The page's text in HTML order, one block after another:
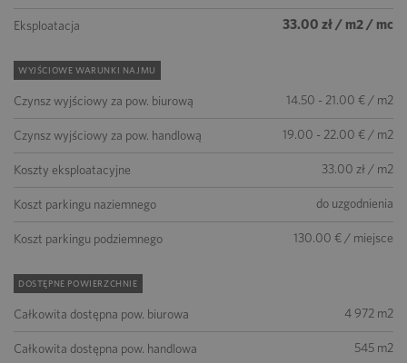
Eksploatacja 33.00 zł / m2 / mc
WYJŚCIOWE WARUNKI NAJMU
Czynsz wyjściowy za pow. biurową 14.50 - 21.00 € / m2
Czynsz wyjściowy za pow. handlową 19.00 - 22.00 € / m2
Koszty eksploatacyjne 33.00 zł / m2
Koszt parkingu naziemnego do uzgodnienia
Koszt parkingu podziemnego 130.00 € / miejsce
DOSTĘPNE POWIERZCHNIE
Całkowita dostępna pow. biurowa 4 972 m2
Całkowita dostępna pow. handlowa 545 m2